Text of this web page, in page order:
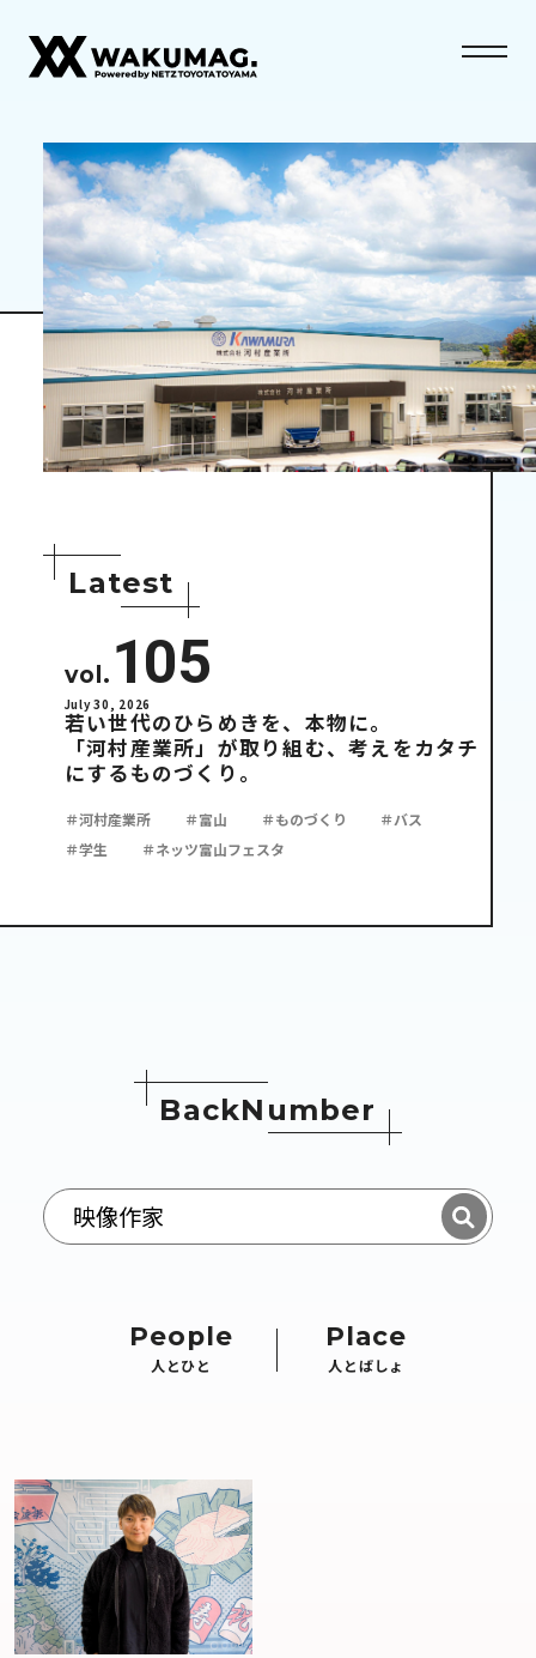
Latest
vol. 105
July 30, 2026
若い世代のひらめきを、本物に。
「河村産業所」が取り組む、考えをカタチ
にするものづくり。
＃河村産業所 ＃富山 ＃ものづくり
＃バス
＃学生
＃ネッツ富山フェスタ
BackN umber
People
人とひと
Place
人とばしょ